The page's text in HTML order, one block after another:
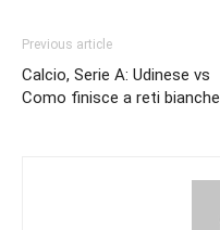
Previous article
Calcio, Serie A: Udinese vs
Como finisce a reti bianche